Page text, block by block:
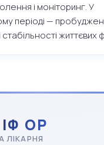
і моніторинг. У
періоді —
життєвих
ОР
ЛІКАРНЯ